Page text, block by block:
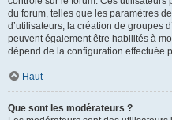
du forum, telles que les paramètres
d’utilisateurs, la création de groupes
peuvent également être habilités à
dépend de la configuration effectuée
Haut
Que sont les modérateurs ?